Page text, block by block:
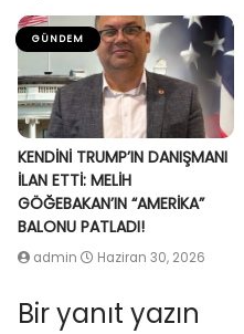
GÜNDEM
KENDİNİ TRUMP’IN DANIŞMANI
İLAN ETTİ: MELİH
GÖĞEBAKAN’IN “AMERİKA”
BALONU PATLADI!
admin Haziran 30, 2026
Bir yanıt yazın